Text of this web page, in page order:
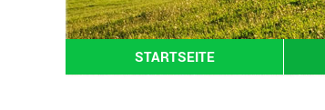
STARTSEITE